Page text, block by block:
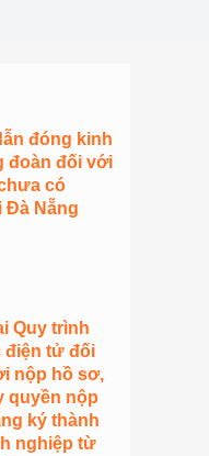
đóng kinh
đoàn đối với
có
Đà Nẵng
Quy trình
điện tử đối
nộp hồ sơ,
quyền nộp
ký thành
nghiệp từ